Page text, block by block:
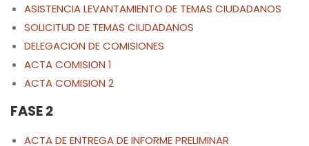
ASISTENCIA LEVANTAMIENTO DE TEMAS CIUDADANOS
SOLICITUD DE TEMAS CIUDADANOS
DELEGACION DE COMISIONES
ACTA COMISION 1
ACTA COMISION 2
FASE 2
ACTA DE ENTREGA DE INFORME PRELIMINAR